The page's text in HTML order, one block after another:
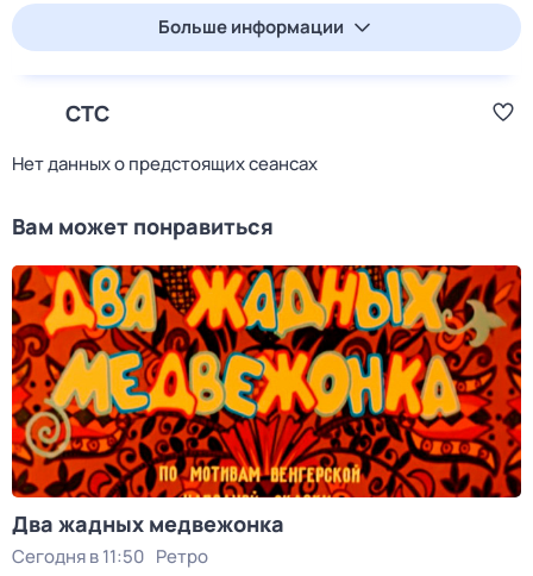
Больше информации
СТС
Нет данных о предстоящих сеансах
Вам может понравиться
Два жадных медвежонка
Сегодня в 11:50 Ретро